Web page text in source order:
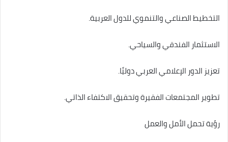
التخطيط الصناعي والتنموي للدول العربية.
الاستثمار الفندقي والسياحي.
تعزيز الدور الإعلامي العربي دوليًا.
تطوير المجتمعات الفقيرة وتحقيق الاكتفاء الذاتي.
رؤية تحمل الأمل والعمل